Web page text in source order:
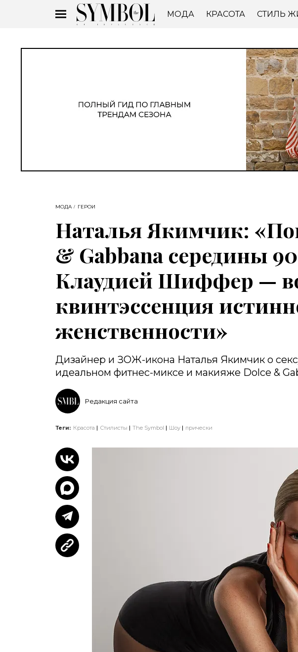
МОДА КРАСОТА СТИЛЬ
МОДА ГЕРОИ
Наталья Якимчик:
& Gabbana середины
Клаудией Шиффер —
квинтэссенция
женственности»
Дизайнер и ЗОЖ-икона Наталья Якимчик о
идеальном фитнес-миксе и макияже Dolce &
Редакция сайта
Теги: Красота Стилисты The Symbol Шоу прически